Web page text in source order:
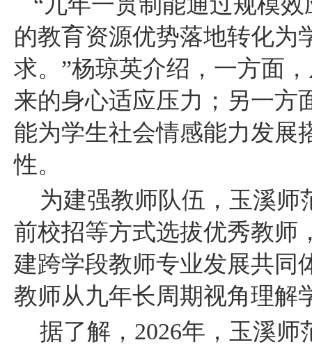
的教育资源优势落地转化为
求。”杨琼英介绍，一方面
来的身心适应压力；另一方
能为学生社会情感能力发展
性。
为建强教师队伍，玉溪
前校招等方式选拔优秀教师
建跨学段教师专业发展共同
教师从九年长周期视角理解
据了解， 2026年，玉溪